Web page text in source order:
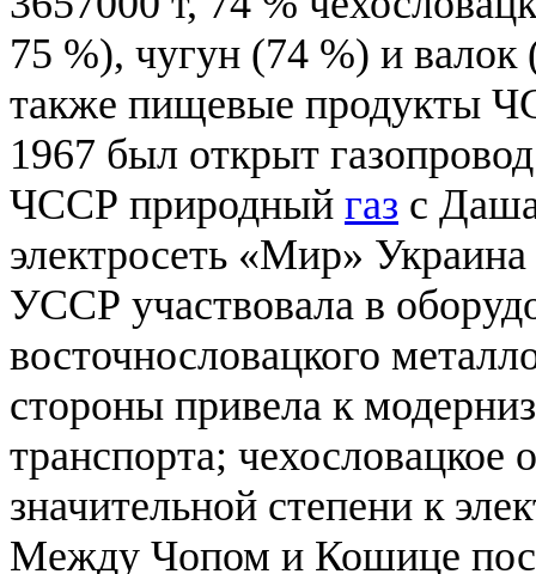
75 %), чугун (74 %) и
также пищевые продукты
1967 был открыт
ЧССР природный газ с
электросеть «Мир»
УССР участвовала в
восточнословацкого
стороны привела к
транспорта;
значительной степени к
Между Чопом и Кошице